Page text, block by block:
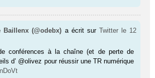
Baillenx (@odebx) a écrit sur Twitter
le 12
conférences à la chaîne (et de perte de
d’ @olivez pour réussir une TR numérique